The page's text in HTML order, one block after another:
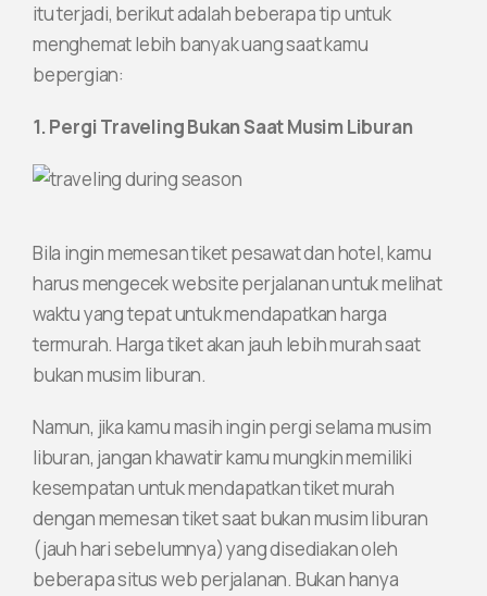
itu terjadi, berikut adalah beberapa tip untuk
menghemat lebih banyak uang saat kamu
bepergian:
1. Pergi Traveling Bukan Saat Musim Liburan
Bila ingin memesan tiket pesawat dan hotel, kamu
harus mengecek website perjalanan untuk melihat
waktu yang tepat untuk mendapatkan harga
termurah. Harga tiket akan jauh lebih murah saat
bukan musim liburan.
Namun, jika kamu masih ingin pergi selama musim
liburan, jangan khawatir kamu mungkin memiliki
kesempatan untuk mendapatkan tiket murah
dengan memesan tiket saat bukan musim liburan
(jauh hari sebelumnya) yang disediakan oleh
beberapa situs web perjalanan. Bukan hanya